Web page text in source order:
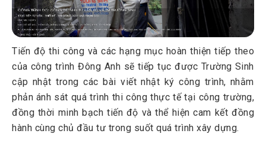
Tiến độ thi công và các hạng mục hoàn thiện tiếp theo
của công trình Đông Anh sẽ tiếp tục được Trường Sinh
cập nhật trong các bài viết nhật ký công trình, nhằm
phản ánh sát quá trình thi công thực tế tại công trường,
đồng thời minh bạch tiến độ và thể hiện cam kết đồng
hành cùng chủ đầu tư trong suốt quá trình xây dựng.